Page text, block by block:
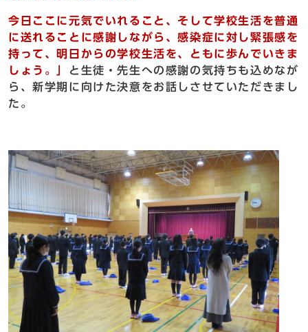
今日ここに元気でいれること、そして学校生活を普通
に送れることに感謝しながら、感染症に対し緊張感を
持って、明日からの学校生活を、ともに歩んでいきま
しょう。」
と生徒・先生への感謝の気持ちも込めなが
ら、新学期に向けた決意をお話しさせていただきまし
た。